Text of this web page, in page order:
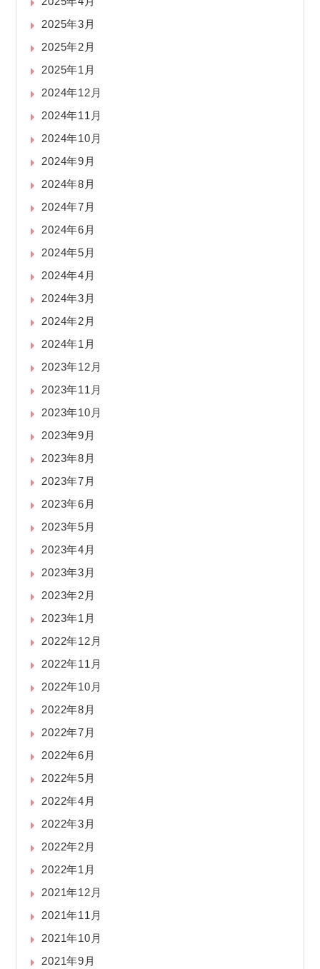
2025年3月
2025年2月
2025年1月
2024年12月
2024年11月
2024年10月
2024年9月
2024年8月
2024年7月
2024年6月
2024年5月
2024年4月
2024年3月
2024年2月
2024年1月
2023年12月
2023年11月
2023年10月
2023年9月
2023年8月
2023年7月
2023年6月
2023年5月
2023年4月
2023年3月
2023年2月
2023年1月
2022年12月
2022年11月
2022年10月
2022年8月
2022年7月
2022年6月
2022年5月
2022年4月
2022年3月
2022年2月
2022年1月
2021年12月
2021年11月
2021年10月
2021年9月